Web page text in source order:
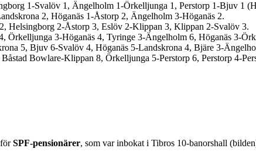
1-Svalöv 1, Ängelholm 1-Örkelljunga 1, Perstorp 1-Bjuv 1
2, Höganäs 1-Åstorp 2, Ängelholm 3-Höganäs 2.
Helsingborg 2-Åstorp 3, Eslöv 2-Klippan 3, Klippan 2-Svalöv 3.
3-Höganäs 4, Tyringe 3-Ängelholm 6, Höganäs 3-
5, Bjuv 6-Svalöv 4, Höganäs 5-Landskrona 4, Bjäre 3-
Bowlare-Klippan 8, Örkelljunga 5-Perstorp 6, Perstorp 4-
SPF-pensionärer, som var inbokat i Tibros 10-banorshall